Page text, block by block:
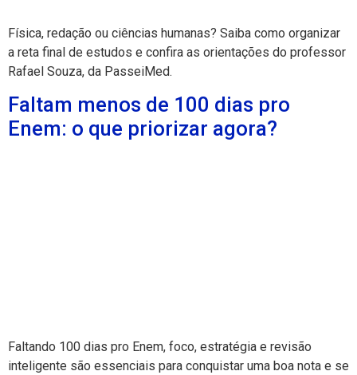
Física, redação ou ciências humanas? Saiba como organizar
a reta final de estudos e confira as orientações do professor
Rafael Souza, da PasseiMed.
Faltam menos de 100 dias pro
Enem: o que priorizar agora?
Faltando 100 dias pro Enem, foco, estratégia e revisão
inteligente são essenciais para conquistar uma boa nota e se